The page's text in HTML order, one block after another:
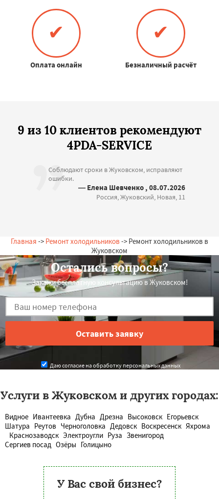
✔
Оплата онлайн
✔
Безналичный расчёт
9 из 10 клиентов рекомендуют
4PDA-SERVICE
Соблюдают сроки в Жуковском, исправляют
ошибки.
— Елена Шевченко , 08.07.2026
Россия, Жуковский, Новая, 11
Главная -> Ремонт холодильников -> Ремонт холодильников в
Жуковском
Остались вопросы?
Закажи бесплатную консультацию в Жуковском!
Даю согласие на обработку персональных данных
Услуги в Жуковском и других городах:
Видное Ивантеевка Дубна Дрезна Высоковск Егорьевск
Шатура Реутов Черноголовка Дедовск Воскресенск Яхрома
Краснозаводск Электроугли Руза Звенигород
Сергиев посад Озёры Голицыно
У Вас свой бизнес?